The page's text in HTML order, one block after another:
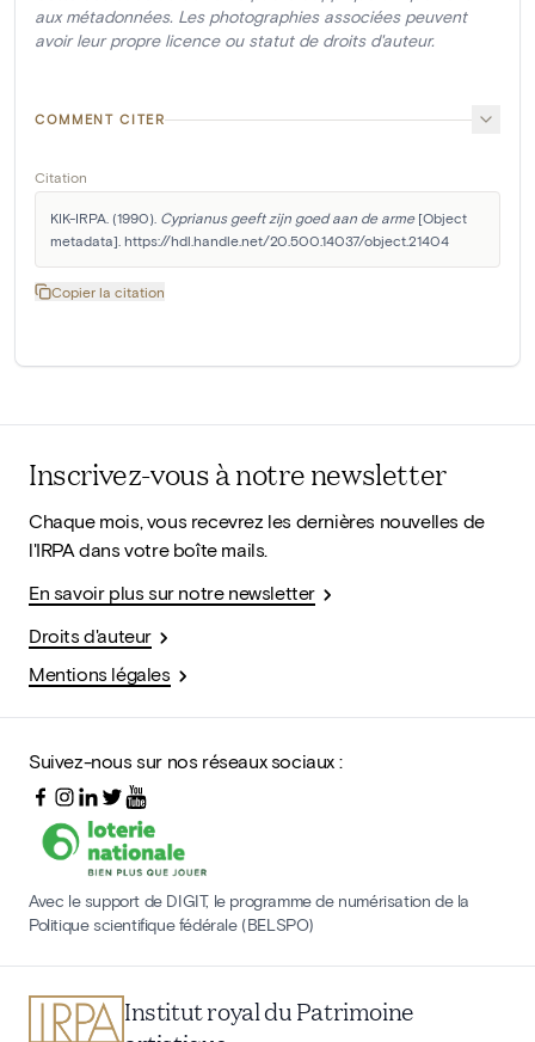
aux métadonnées. Les photographies associées peuvent
avoir leur propre licence ou statut de droits d'auteur.
COMMENT CITER
Citation
KIK-IRPA. (1990). Cyprianus geeft zijn goed aan de arme [Object
metadata]. https://hdl.handle.net/20.500.14037/object.21404
Copier la citation
Inscrivez-vous à notre newsletter
Chaque mois, vous recevrez les dernières nouvelles de
l'IRPA dans votre boîte mails.
En savoir plus sur notre newsletter
Droits d'auteur
Mentions légales
Suivez-nous sur nos réseaux sociaux :
Avec le support de DIGIT, le programme de numérisation de la
Politique scientifique fédérale (BELSPO)
Institut royal du Patrimoine